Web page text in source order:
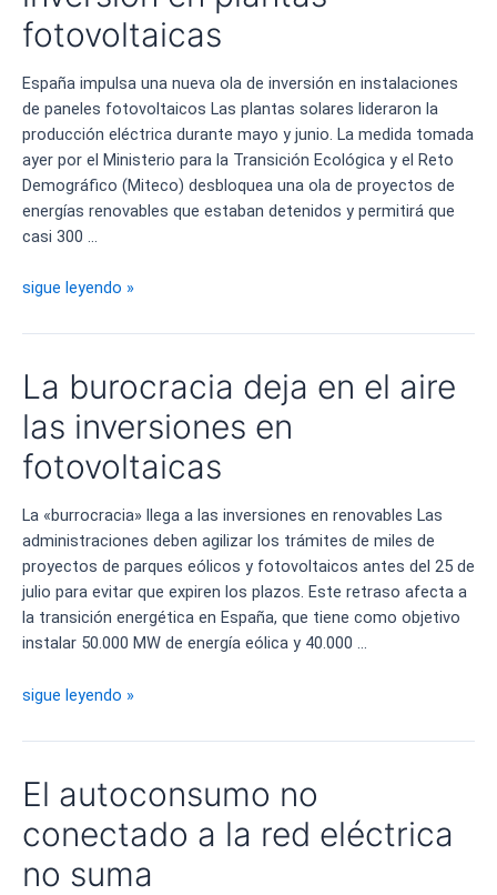
fotovoltaicas
España impulsa una nueva ola de inversión en instalaciones
de paneles fotovoltaicos Las plantas solares lideraron la
producción eléctrica durante mayo y junio. La medida tomada
ayer por el Ministerio para la Transición Ecológica y el Reto
Demográfico (Miteco) desbloquea una ola de proyectos de
energías renovables que estaban detenidos y permitirá que
casi 300 …
España
la
plantas
fotovoltaicas
sigue leyendo »
La burocracia deja en el aire
las inversiones en
fotovoltaicas
La «burrocracia» llega a las inversiones en renovables Las
administraciones deben agilizar los trámites de miles de
proyectos de parques eólicos y fotovoltaicos antes del 25 de
julio para evitar que expiren los plazos. Este retraso afecta a
la transición energética en España, que tiene como objetivo
instalar 50.000 MW de energía eólica y 40.000 …
La
deja
el
las
inversiones
sigue leyendo »
El autoconsumo no
conectado a la red eléctrica
no suma